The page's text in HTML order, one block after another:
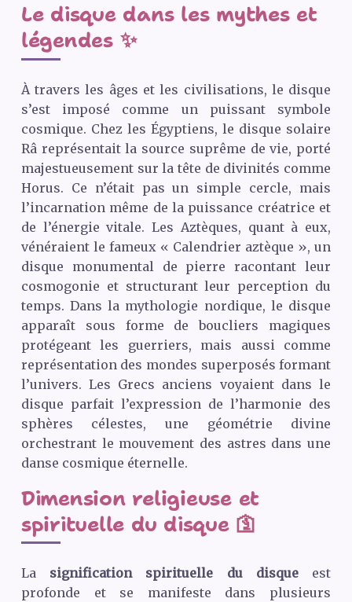
Le disque dans les mythes et
légendes ✨
À travers les âges et les civilisations, le disque
s’est imposé comme un puissant symbole
cosmique. Chez les Égyptiens, le disque solaire
Râ représentait la source suprême de vie, porté
majestueusement sur la tête de divinités comme
Horus. Ce n’était pas un simple cercle, mais
l’incarnation même de la puissance créatrice et
de l’énergie vitale. Les Aztèques, quant à eux,
vénéraient le fameux « Calendrier aztèque », un
disque monumental de pierre racontant leur
cosmogonie et structurant leur perception du
temps. Dans la mythologie nordique, le disque
apparaît sous forme de boucliers magiques
protégeant les guerriers, mais aussi comme
représentation des mondes superposés formant
l’univers. Les Grecs anciens voyaient dans le
disque parfait l’expression de l’harmonie des
sphères célestes, une géométrie divine
orchestrant le mouvement des astres dans une
danse cosmique éternelle.
Dimension religieuse et
spirituelle du disque 🛐
La signification spirituelle du disqueest
profonde et se manifeste dans plusieurs